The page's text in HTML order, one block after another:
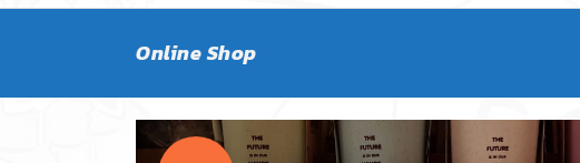
Online Shop